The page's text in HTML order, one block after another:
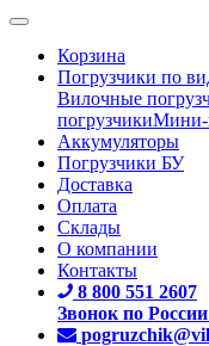
Корзина
Погрузчики по
Вилочные
погрузчикиМини-
Аккумуляторы
Погрузчики БУ
Доставка
Оплата
Склады
О компании
Контакты
8 800 551 2607
Звонок по